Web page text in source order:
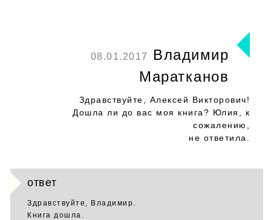
08.01.2017
Владимир
Маратканов
Здравствуйте, Алексей Викторович!
Дошла ли до вас моя книга? Юлия, к
сожалению,
не ответила.
ответ
Здравствуйте, Владимир.
Книга дошла.